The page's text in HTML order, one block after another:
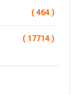
( 464 )
( 17714 )